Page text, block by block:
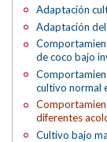
Adaptación
Adaptación
de coco bajo
cultivo normal
diferentes
Cultivo bajo